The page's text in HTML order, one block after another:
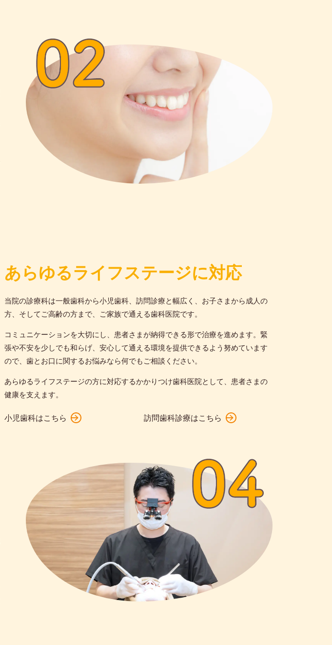
あらゆるライフステージに対応
当院の診療科は一般歯科から小児歯科、訪問診療と幅広く、お子さまから成人の
方、そしてご高齢の方まで、ご家族で通える歯科医院です。
コミュニケーションを大切にし、患者さまが納得できる形で治療を進めます。緊
張や不安を少しでも和らげ、安心して通える環境を提供できるよう努めています
ので、歯とお口に関するお悩みなら何でもご相談ください。
あらゆるライフステージの方に対応するかかりつけ歯科医院として、患者さまの
健康を支えます。
小児歯科はこちら 訪問歯科診療はこちら